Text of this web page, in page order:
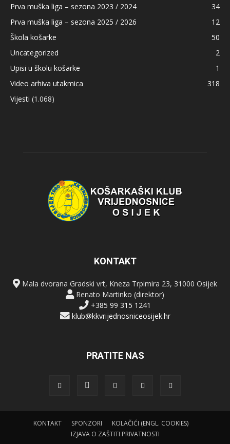
Prva muška liga – sezona 2023 / 2024
34
Prva muška liga – sezona 2025 / 2026
12
Škola košarke
50
Uncategorized
2
Upisi u školu košarke
1
Video arhiva utakmica
318
Vijesti (1.068)
KONTAKT
Mala dvorana Gradski vrt, Kneza Trpimira 23, 31000 Osijek
Renato Martinko (direktor)
+385 99 315 1241
klub@kkvrijednosniceosijek.hr
PRATITE NAS
KONTAKT SPONZORI
KOLAČIĆI (ENGL. COOKIES)
IZJAVA O ZAŠTITI PRIVATNOSTI